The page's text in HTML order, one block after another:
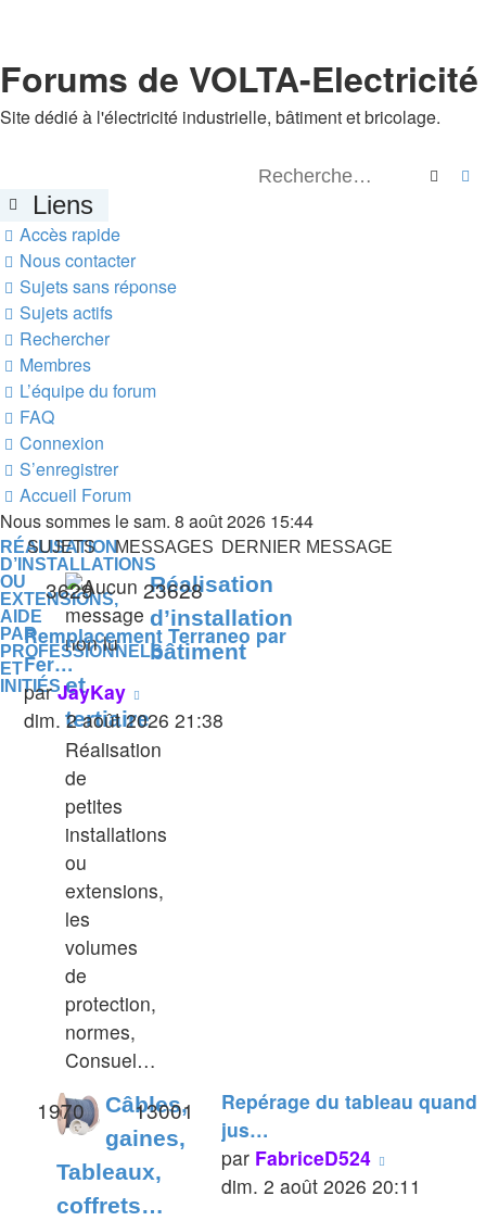
Forums de VOLTA-Electricité
Site dédié à l'électricité industrielle, bâtiment et bricolage.
Liens
Accès rapide
Nous contacter
Sujets sans réponse
Sujets actifs
Rechercher
Membres
L’équipe du forum
FAQ
Connexion
S’enregistrer
Accueil Forum
Nous sommes le sam. 8 août 2026 15:44
RÉALISATION
D’INSTALLATIONS
OU
EXTENSIONS,
AIDE
PAR
PROFESSIONNELS
ET
INITIÉS
SUJETS MESSAGES DERNIER MESSAGE
Réalisation
d’installation
bâtiment
et
tertiaire
Réalisation
de
petites
installations
ou
extensions,
les
volumes
de
protection,
normes,
Consuel…
3629 23628
Remplacement Terraneo par
Fer…
parJayKay
le
dernier
dim. 2 août 2026 21:38
Câbles,
gaines,
Tableaux,
coffrets…
1970 13001
Repérage du tableau quand
jus…
par FabriceD524
le
dim. 2 août 2026 20:11